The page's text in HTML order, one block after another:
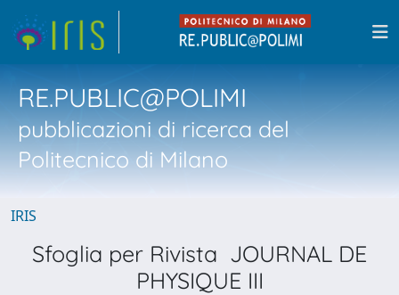
RE.PUBLIC@POLIMI
pubblicazioni di ricerca del
Politecnico di Milano
IRIS
Sfoglia per Rivista JOURNAL DE
PHYSIQUE III